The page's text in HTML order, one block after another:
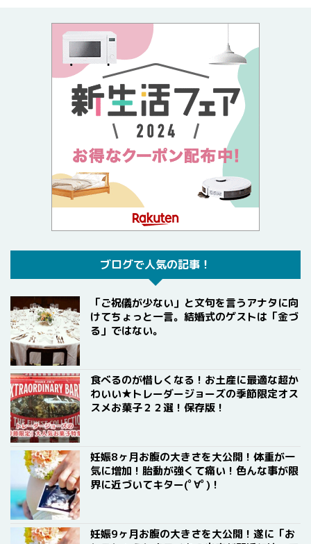
ブログで人気の記事！
「ご祝儀が少ない」と文句を言うアナタに向
けてちょっと一言。結婚式のゲストは「金づ
る」ではない。
食べるのが惜しくなる！お土産に最適な超か
わいい★トレーダージョーズの季節限定オス
スメお菓子２２選！保存版！
妊娠8ヶ月お腹の大きさを大公開！体重が一
気に増加！胎動が強くて痛い！色んな事が限
界に近づいてキター(ﾟ∀ﾟ)！
妊娠9ヶ月お腹の大きさを大公開！遂に「お